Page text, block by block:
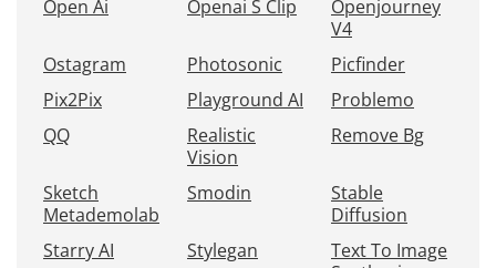
Open Ai Openai S Clip
Openjourney
V4
Ostagram
Photosonic
Picfinder
Pix2Pix
Playground AI
Problemo
QQ
Realistic
Vision
Remove Bg
Sketch
Metademolab
Smodin
Stable
Diffusion
Starry AI
Stylegan
Text To Image